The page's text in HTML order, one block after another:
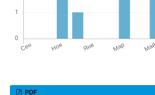
PDF